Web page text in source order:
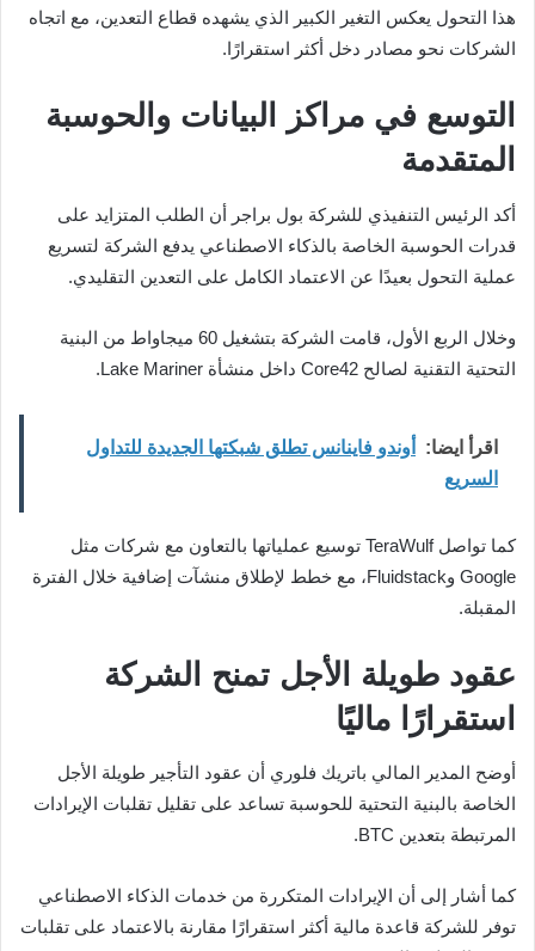
هذا التحول يعكس التغير الكبير الذي يشهده قطاع التعدين، مع اتجاه
الشركات نحو مصادر دخل أكثر استقرارًا.
التوسع في مراكز البيانات والحوسبة
المتقدمة
أكد الرئيس التنفيذي للشركة بول براجر أن الطلب المتزايد على
قدرات الحوسبة الخاصة بالذكاء الاصطناعي يدفع الشركة لتسريع
عملية التحول بعيدًا عن الاعتماد الكامل على التعدين التقليدي.
وخلال الربع الأول، قامت الشركة بتشغيل 60 ميجاواط من البنية
التحتية التقنية لصالح Core42 داخل منشأة Lake Mariner.
اقرأ ايضا:
أوندو فاينانس تطلق شبكتها الجديدة للتداول
السريع
كما تواصل TeraWulf توسيع عملياتها بالتعاون مع شركات مثل
Google وFluidstack، مع خطط لإطلاق منشآت إضافية خلال الفترة
المقبلة.
عقود طويلة الأجل تمنح الشركة
استقرارًا ماليًا
أوضح المدير المالي باتريك فلوري أن عقود التأجير طويلة الأجل
الخاصة بالبنية التحتية للحوسبة تساعد على تقليل تقلبات الإيرادات
المرتبطة بتعدين BTC.
كما أشار إلى أن الإيرادات المتكررة من خدمات الذكاء الاصطناعي
توفر للشركة قاعدة مالية أكثر استقرارًا مقارنة بالاعتماد على تقلبات